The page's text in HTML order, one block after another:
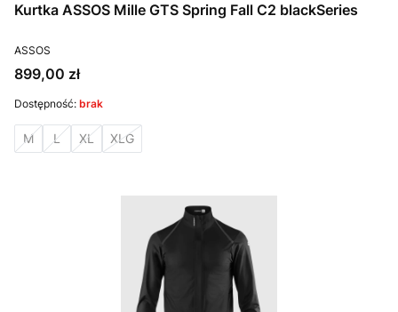
Kurtka ASSOS Mille GTS Spring Fall C2 blackSeries
PRODUCENT
ASSOS
Cena
899,00 zł
Dostępność: brak
M L XL XLG